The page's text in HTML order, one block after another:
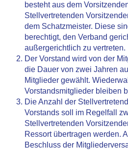
besteht aus dem
Stellvertretenden
dem Schatzmeister. Diese
berechtigt, den Verband
außergerichtlich zu vertreten.
Der Vorstand wird von der
die Dauer von zwei Jahren
Mitglieder gewählt.
Vorstandsmitglieder bleiben
Die Anzahl der
Vorstands soll im Regelfall
Stellvertretenden
Ressort übertragen werden.
Beschluss der